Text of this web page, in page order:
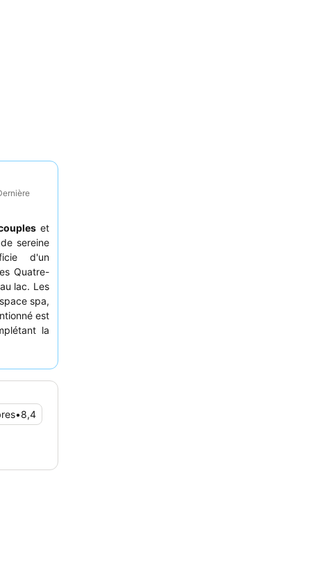
et
sereine
d'un
Quatre-
lac. Les
spa,
est
la
•8,4